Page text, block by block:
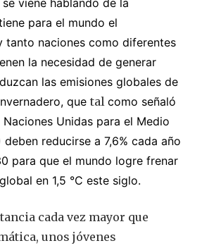
para el mundo el
tanto naciones como diferentes
la necesidad de generar
las emisiones globales de
que tal como señaló
Unidas para el Medio
deben reducirse a 7,6% cada año
para que el mundo logre frenar
en 1,5 °C este siglo.
cada vez mayor que
unos jóvenes